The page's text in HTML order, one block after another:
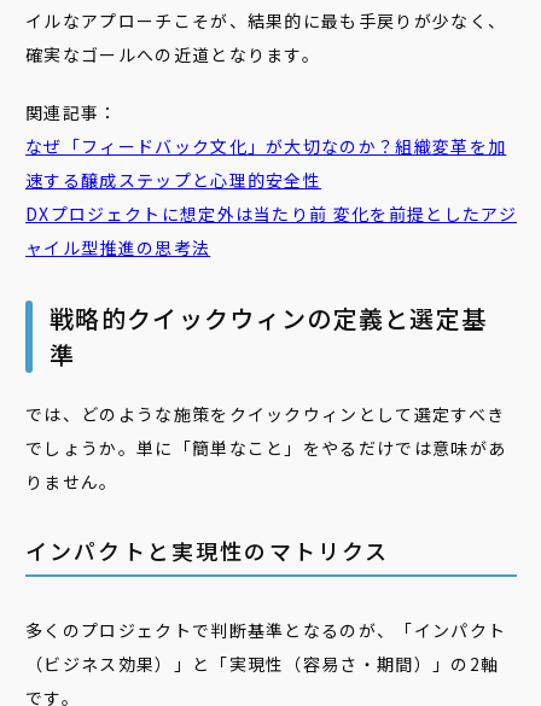
イルなアプローチこそが、結果的に最も手戻りが少なく、
確実なゴールへの近道となります。
関連記事：
なぜ「フィードバック文化」が大切なのか？組織変革を加
速する醸成ステップと心理的安全性
DXプロジェクトに想定外は当たり前 変化を前提としたアジ
ャイル型推進の思考法
戦略的クイックウィンの定義と選定基
準
では、どのような施策をクイックウィンとして選定すべき
でしょうか。単に「簡単なこと」をやるだけでは意味があ
りません。
インパクトと実現性のマトリクス
多くのプロジェクトで判断基準となるのが、「インパクト
（ビジネス効果）」と「実現性（容易さ・期間）」の2軸
です。